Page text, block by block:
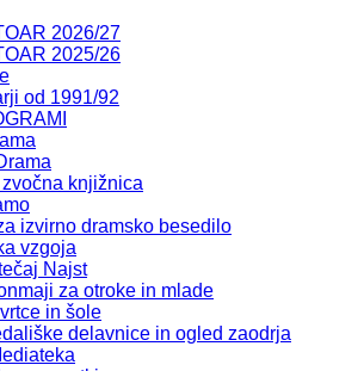
2026/27
2025/26
od 1991/92
knjižnica
izvirno dramsko besedilo
vzgoja
Najst
za otroke in mlade
in šole
delavnice in ogled zaodrja